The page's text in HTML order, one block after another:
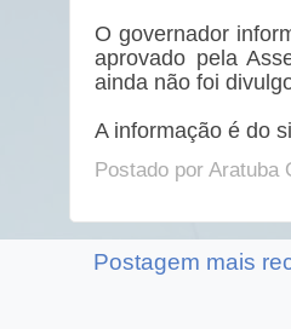
O governador
aprovado pela
ainda não foi
Ainformação é do
Postado por Aratuba
Postagem mais